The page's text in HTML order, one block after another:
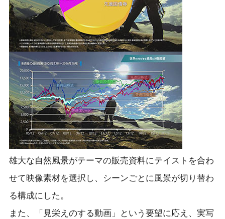
雄大な自然風景がテーマの販売資料にテイストを合わ
せて映像素材を選択し、シーンごとに風景が切り替わ
る構成にした。
また、「見栄えのする動画」という要望に応え、実写